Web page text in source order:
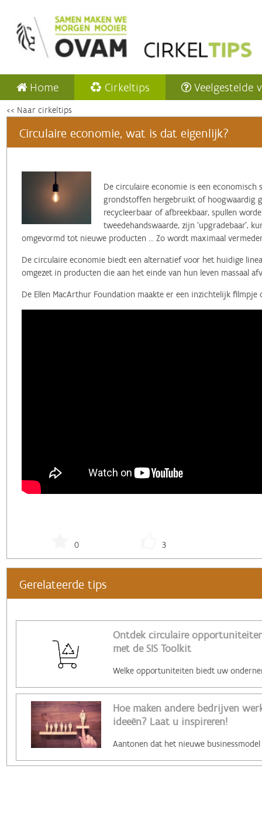
Home Cirkeltips Veelgestelde
<< Naar cirkeltips
Circulaire economie, wat is dat eigenlijk?
‌De circulaire economie is een
grondstoffen hergebruikt of hoogwaardig
recycleerbaar of afbreekbaar, spullen
tweedehandswaarde, zijn ‘upgradebaar’,
omgevormd tot nieuwe producten ... Zo wordt maximaal
De circulaire economie biedt een alternatief voor het huidige
omgezet in producten die aan het einde van hun leven massaal
De Ellen MacArthur Foundation maakte er een inzichtelijk filmpje
0 3
Gerelateerde tips
Ontdek circulaire
met de SIS Toolkit
Hoe maken andere bedrijven
ideeën? Laat u inspireren!